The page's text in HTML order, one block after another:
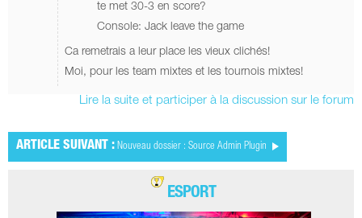
te met 30-3 en score?
Console: Jack leave the game
Ca remetrais a leur place les vieux clichés!
Moi, pour les team mixtes et les tournois mixtes!
Lire la suite et participer à la discussion sur le forum
ARTICLE SUIVANT : Nouveau dossier : Source Admin Plugin
ESPORT